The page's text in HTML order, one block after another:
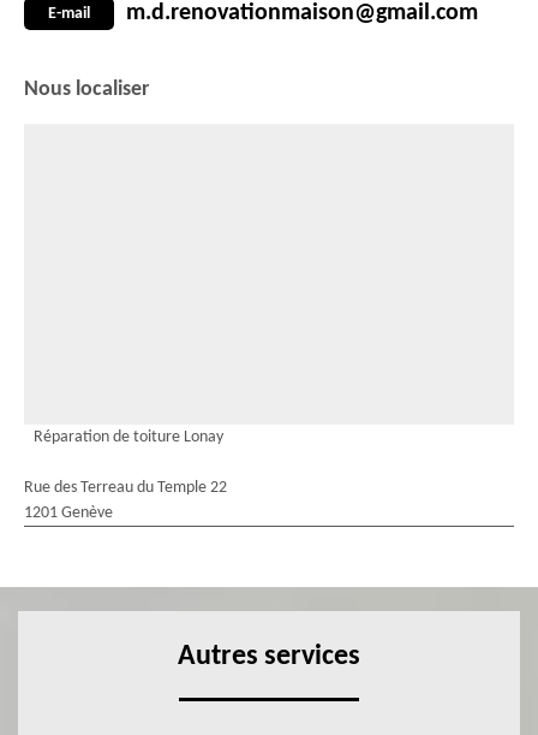
E-mail m.d.renovationmaison@gmail.com
Nous localiser
Réparation de toiture Lonay
Rue des Terreau du Temple 22
1201 Genève
Autres services